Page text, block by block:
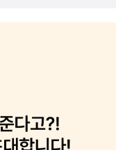
등을 발표한 그의 문학
먹거리, 농사, 땅을 화
위해역사의 한 페이지
토의 책, 『청춘의 책갈
. 그냥 삼키기에 제법
,토요일 단체 주문이 있
에 꽃시장 갔다가 꽃정
서울 온 동생까지 콜해
요일의 첫 끼니) 오겹살
바이크의 소설은 이
니다.고이즈미 기미코
만에 복간된 <변호